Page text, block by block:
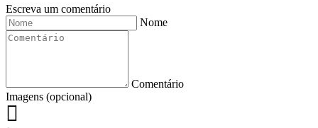
Escreva um comentário
Nome
Comentário
Imagens (opcional)